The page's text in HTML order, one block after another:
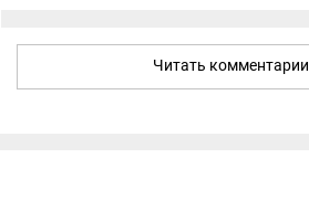
Читать комментарии